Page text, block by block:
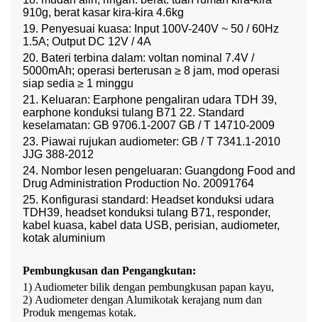
910g, berat kasar kira-kira 4.6kg
19. Penyesuai kuasa: Input 100V-240V ~ 50 / 60Hz
1.5A; Output DC 12V / 4A
20. Bateri terbina dalam: voltan nominal 7.4V /
5000mAh; operasi berterusan ≥ 8 jam, mod operasi
siap sedia ≥ 1 minggu
21. Keluaran: Earphone pengaliran udara TDH 39,
earphone konduksi tulang B71 22. Standard
keselamatan: GB 9706.1-2007 GB / T 14710-2009
23. Piawai rujukan audiometer: GB / T 7341.1-2010
JJG 388-2012
24. Nombor lesen pengeluaran: Guangdong Food and
Drug Administration Production No. 20091764
25. Konfigurasi standard: Headset konduksi udara
TDH39, headset konduksi tulang B71, responder,
kabel kuasa, kabel data USB, perisian, audiometer,
kotak aluminium
Pembungkusan dan Pengangkutan:
1) Audiometerbilik dengan pembungkusan papan kayu,
2) Audiometer dengan Alumikotak kerajang num dan
Produk mengemas kotak.